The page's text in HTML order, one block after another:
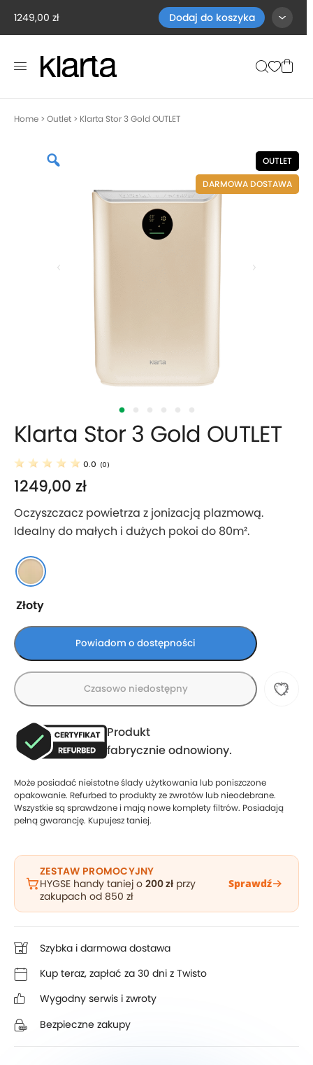
1249,00 zł Dodaj do koszyka
Home > Outlet > Klarta Stor 3 Gold OUTLET
OUTLET
DARMOWA DOSTAWA
Klarta Stor 3 Gold OUTLET
0.0 (0)
1249,00 zł
Oczyszczacz powietrza z jonizacją plazmową.
Idealny do małych i dużych pokoi do 80m².
Złoty
Powiadom o dostępności
Czasowo niedostępny
Produkt
fabrycznie odnowiony.
Może posiadać nieistotne ślady użytkowania lub poniszczone
opakowanie. Refurbed to produkty ze zwrotów lub nieodebrane.
Wszystkie są sprawdzone i mają nowe komplety filtrów. Posiadają
pełną gwarancję. Kupujesz taniej.
ZESTAW PROMOCYJNY
HYGSE handy taniej o 200 zł przy
zakupach od 850 zł
Sprawdź
Szybka i darmowa dostawa
Kup teraz, zapłać za 30 dni z Twisto
Wygodny serwis i zwroty
Bezpieczne zakupy